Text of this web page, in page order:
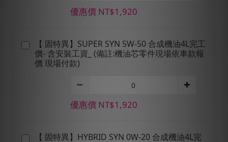
優惠價 NT$1,920
【 固特異】SUPER SYN 5W-50 合成機油4L完工
價- 含安裝工資_ (備註:機油芯零件現場依車款報
價 現場付款)
優惠價 NT$1,920
【 固特異】HYBRID SYN 0W-20 合成機油4L完